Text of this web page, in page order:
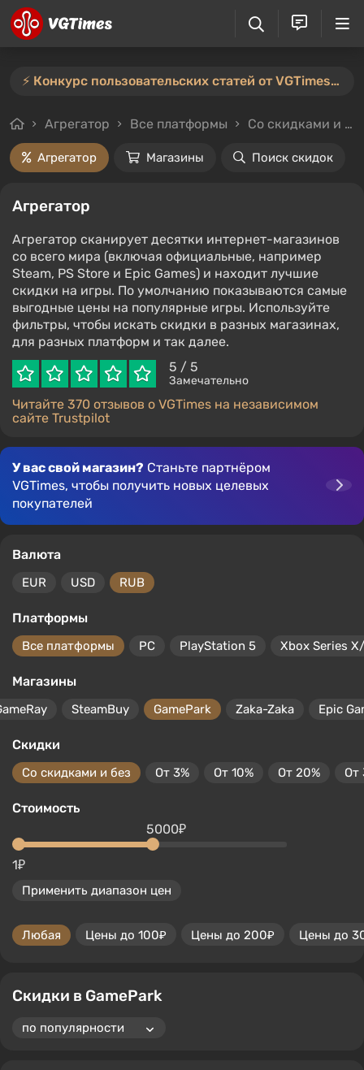
⚡️ Конкурс пользовательских статей от VGTimes продлён — участвуйте тут ⚡️
Агрегатор Все платформы Со скидками и без
Агрегатор Магазины Поиск скидок
Агрегатор
Агрегатор сканирует десятки интернет-магазинов
со всего мира (включая официальные, например
Steam, PS Store и Epic Games) и находит лучшие
скидки на игры. По умолчанию показываются самые
выгодные цены на популярные игры. Используйте
фильтры, чтобы искать скидки в разных магазинах,
для разных платформ и так далее.
5 / 5
Замечательно
Читайте 370 отзывов о VGTimes на независимом
сайте Trustpilot
У вас свой магазин? Станьте партнёром
VGTimes, чтобы получить новых целевых
покупателей
Валюта
EUR USD RUB
Платформы
Все платформы PC PlayStation 5 Xbox Series
Магазины
SteamBuy GamePark Zaka-Zaka Epic
Скидки
Со скидками и без От 3% От 10% От 20% От
Стоимость
1₽
5000₽
Применить диапазон цен
Любая Цены до 100₽ Цены до 200₽ Цены до
Скидки в GamePark